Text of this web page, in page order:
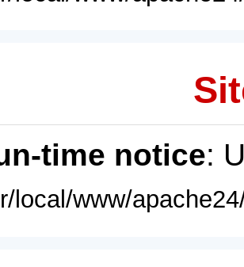
time notice:
local/www/